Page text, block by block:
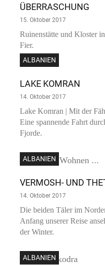
ÜBERRASCHUNG
15. Oktober 2017
Ruinenstätte und Kloster
Fier.
ALBANIEN
LAKE KOMRAN
14. Oktober 2017
Lake Komran | Mit der
Eine spannende Fahrt
Fjorde.
ALBANIEN
VERMOSH- UND
14. Oktober 2017
Die beiden Täler im
Anfang unserer Reise
der Winter.
ALBANIEN